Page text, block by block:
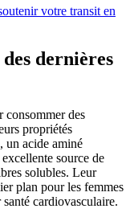
votre transit en
dernières
consommer des
propriétés
un acide aminé
source de
solubles. Leur
plan pour les femmes
santé cardiovasculaire.